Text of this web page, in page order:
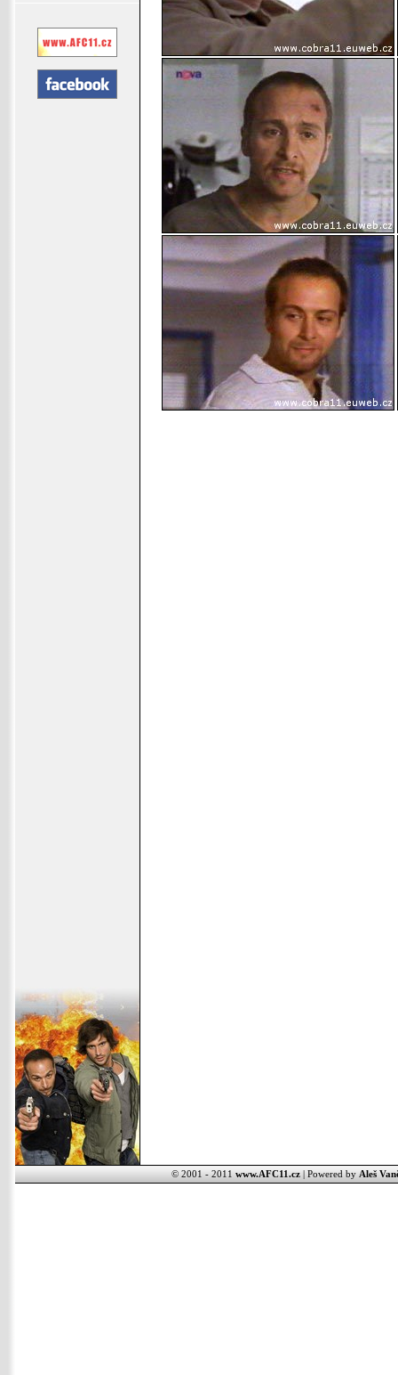
© 2001 - 2011 www.AFC11.cz| Powered by Aleš